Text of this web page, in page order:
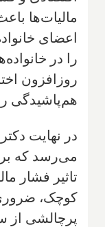
مالیات‌ها
اعضای
را در
روزافزون
هم‌پاشیدگی
در نهایت
می‌رسد که
تاثیر فشار
کوچک،
پرچالشی از